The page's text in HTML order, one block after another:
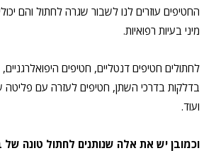
החטיפים עוזרים לנו לשבור שגרה לחתול והם
מיני בעיות רפואיות.
לחתולים חטיפים דנטליים, חטיפים
בדלקות בדרכי השתן, חטיפים לעזרה עם פליטה
ועוד.
וכמובן יש את אלה שנותנים לחתול טונה של